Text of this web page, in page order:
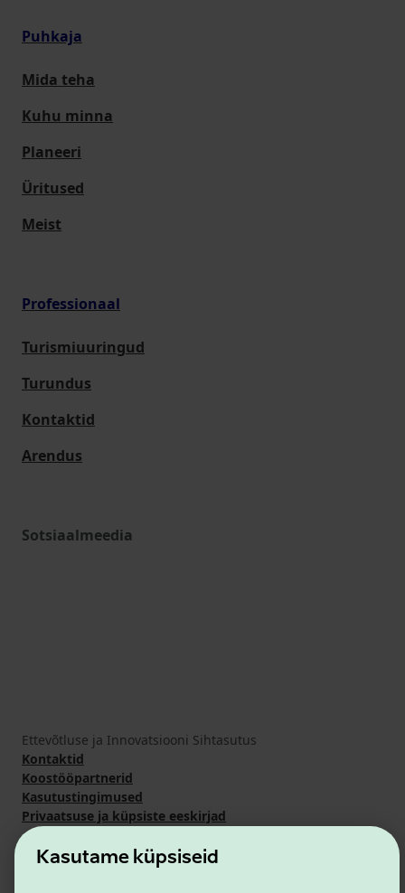
Kasutame küpsiseid
Puhkaja
Mida teha
Kuhu minna
Planeeri
Üritused
Meist
Professionaal
Turismiuuringud
Turundus
Kontaktid
Arendus
Sotsiaalmeedia
Ettevõtluse ja Innovatsiooni Sihtasutus
Kontaktid
Koostööpartnerid
Kasutustingimused
Privaatsuse ja küpsiste eeskirjad